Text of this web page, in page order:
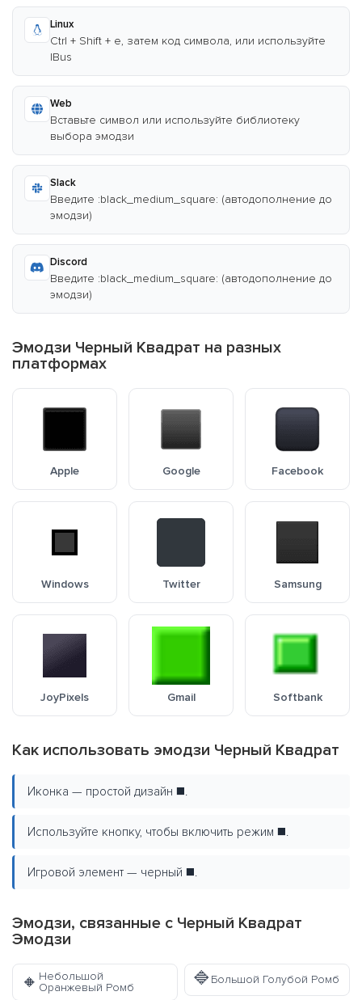
Linux
Ctrl + Shift + e, затем код символа, или используйте
IBus
Web
Вставьте символ или используйте библиотеку
выбора эмодзи
Slack
Введите :black_medium_square: (автодополнение до
эмодзи)
Discord
Введите :black_medium_square: (автодополнение до
эмодзи)
Эмодзи Черный Квадрат на разных
платформах
Apple Google Facebook
Windows Twitter Samsung
JoyPixels Gmail Softbank
Как использовать эмодзи Черный Квадрат
Иконка — простой дизайн ◼️.
Используйте кнопку, чтобы включить режим ◼️.
Игровой элемент — черный ◼️.
Эмодзи, связанные с Черный Квадрат
Эмодзи
🔸 Небольшой
Оранжевый Ромб
🔷Большой Голубой Ромб